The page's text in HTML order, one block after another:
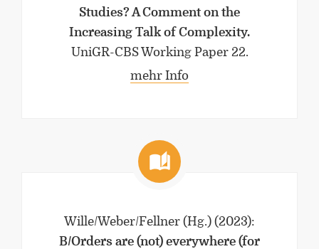
Studies? A Comment on the
Increasing Talk of Complexity.
UniGR-CBS Working Paper 22.
mehr Info
Wille/Weber/Fellner (Hg.) (2023):
B/Orders are (not) everywhere (for